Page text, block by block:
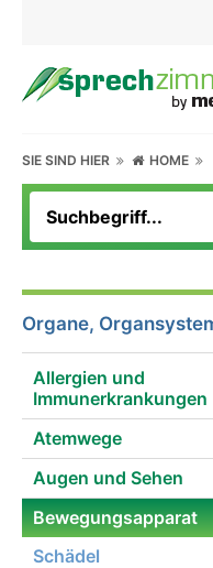
SIE SIND HIER HOME
Organe,
Allergien und
Immunerkrankungen
Atemwege
Augen und Sehen
Bewegungsapparat
Schädel